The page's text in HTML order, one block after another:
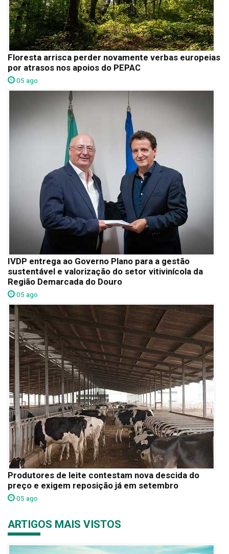
Floresta arrisca perder novamente verbas europeias
por atrasos nos apoios do PEPAC
05 ago
IVDP entrega ao Governo Plano para a gestão
sustentável e valorização do setor vitivinícola da
Região Demarcada do Douro
05 ago
Produtores de leite contestam nova descida do
preço e exigem reposição já em setembro
05 ago
ARTIGOS MAIS VISTOS